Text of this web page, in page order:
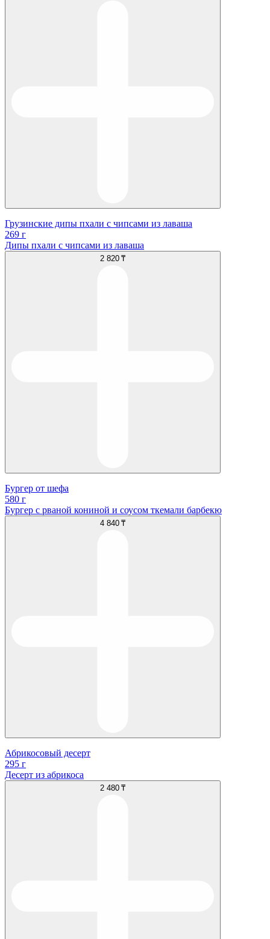
Грузинские дипы пхали с чипсами из лаваша
269 г
Дипы пхали с чипсами из лаваша
2 820 ₸
Бургер от шефа
580 г
Бургер с рваной кониной и соусом ткемали барбекю
4 840 ₸
Абрикосовый десерт
295 г
Десерт из абрикоса
2 480 ₸